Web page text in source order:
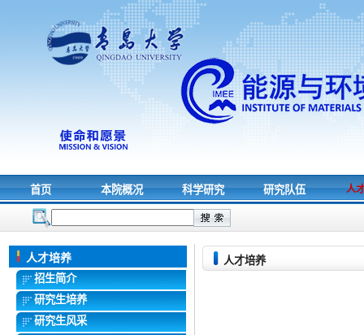
首页 本院概况 科学研究 研究队伍 人
人才培养
招生简介
研究生培养
研究生风采
人才培养